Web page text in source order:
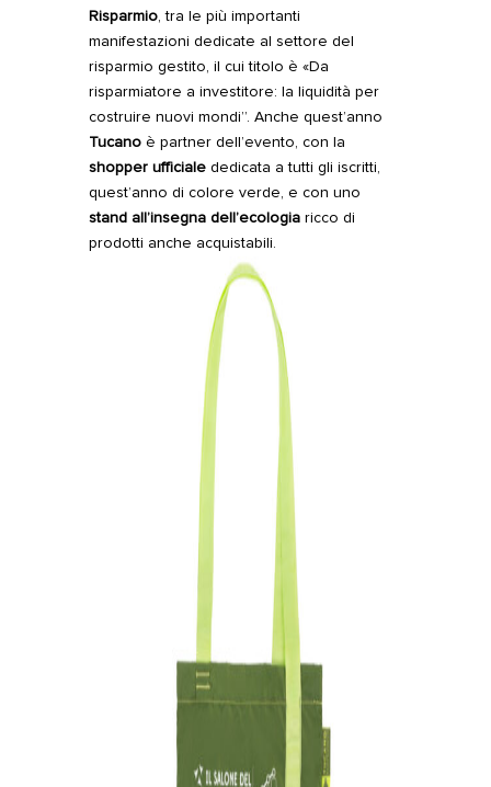
Risparmio, tra le più importanti
manifestazioni dedicate al settore del
risparmio gestito, il cui titolo è «Da
risparmiatore a investitore: la liquidità per
costruire nuovi mondi”. Anche quest’anno
Tucanoè partner dell’evento, con la
shopper ufficialededicata a tutti gli iscritti,
quest’anno di colore verde, e con uno
stand all’insegna dell’ecologiaricco di
prodotti anche acquistabili.